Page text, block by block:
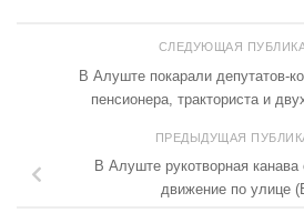
СЛЕДУЮЩАЯ
В Алуште покарали депутатов-
пенсионера, тракториста и
ПРЕДЫДУЩАЯ
В Алуште рукотворная канава
движение по улице